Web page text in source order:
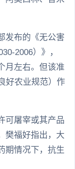
发布的《无公害
2006）》，
月左右。但该准
好农业规范）作
可屠宰或其产品
樊福好指出，大
期情况下，抗生